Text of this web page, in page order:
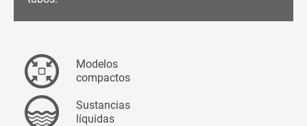
Modelos
compactos
Sustancias
líquidas